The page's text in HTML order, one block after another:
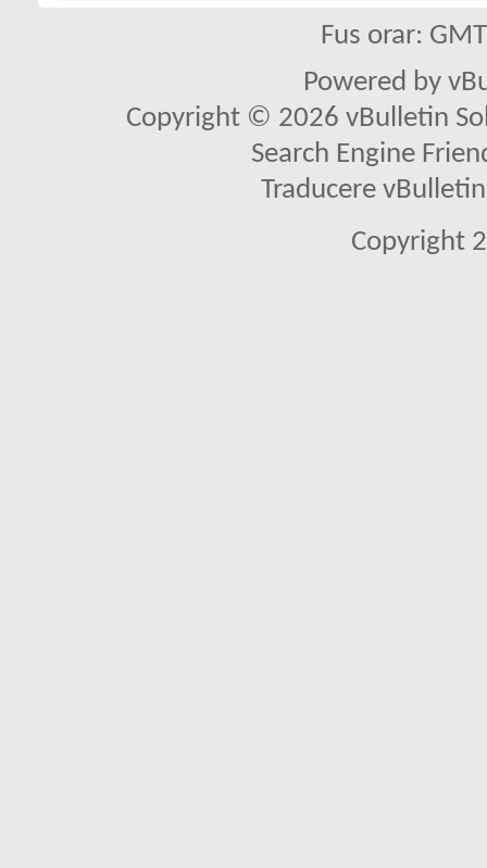
Fus orar:
Powered by
Copyright © 2026 vBulletin
Search Engine
Traducere
Copyright